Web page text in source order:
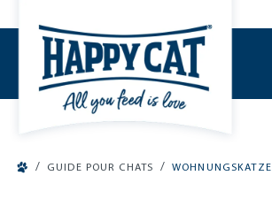
/ GUIDE POUR CHATS / WOHNUNGSKATZE